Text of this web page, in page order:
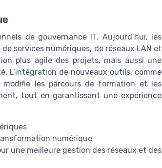
de gouvernance IT. Aujourd’hui, les
services numériques, de réseaux LAN et
plus agile des projets, mais aussi une
L’intégration de nouveaux outils, comme
modifie les parcours de formation et les
tout en garantissant une expérience
numérique
une meilleure gestion des réseaux et des